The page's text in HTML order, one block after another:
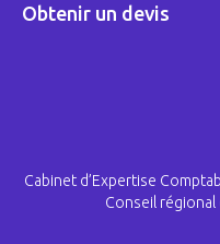
Obtenir un devis
Cabinet d’Expertise
Conseil régional